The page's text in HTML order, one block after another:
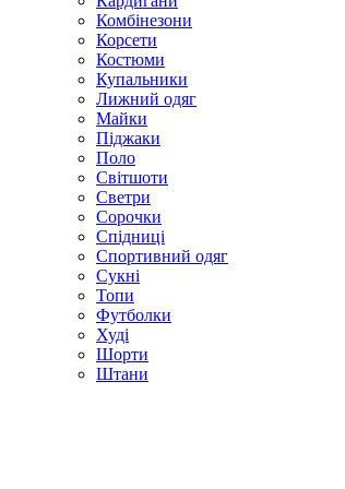
Комбінезони
Корсети
Костюми
Купальники
Лижний одяг
Майки
Піджаки
Поло
Світшоти
Светри
Сорочки
Спідниці
Спортивний одяг
Сукні
Топи
Футболки
Худі
Шорти
Штани